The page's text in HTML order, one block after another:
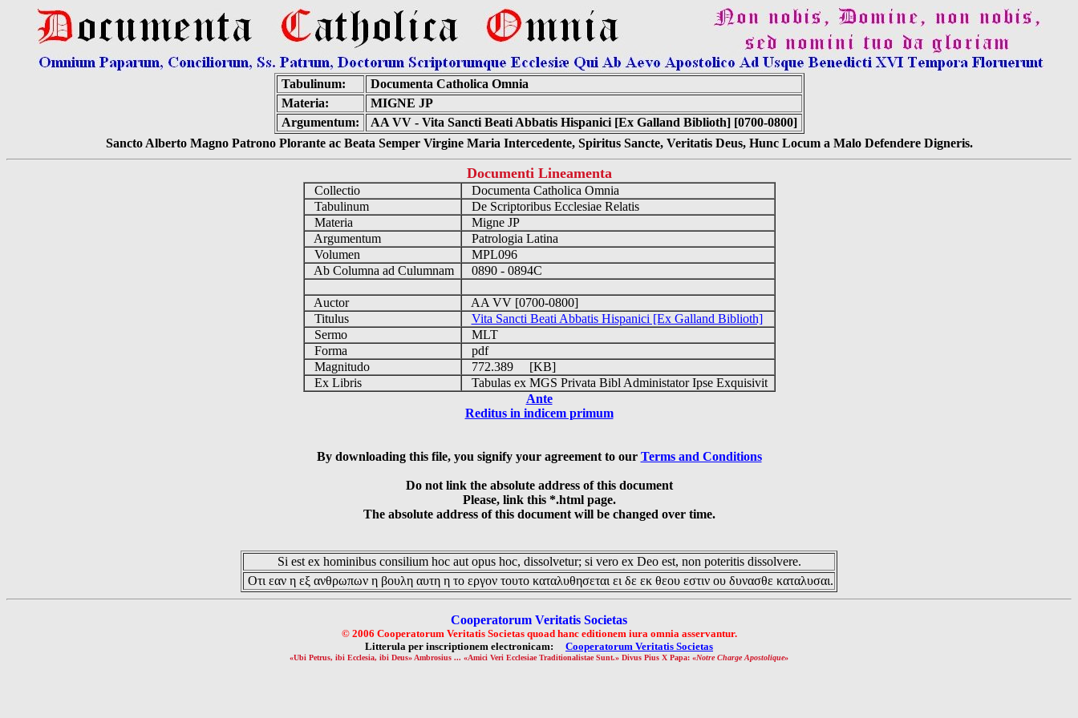
Tabulinum:
Documenta Catholica Omnia
Materia:
MIGNE JP
Argumentum:
AA VV - Vita Sancti Beati Abbatis Hispanici [Ex Galland Biblioth] [0700-0800]
Sancto Alberto Magno Patrono Plorante ac Beata Semper Virgine Maria Intercedente, Spiritus Sancte, Veritatis Deus, Hunc Locum a Malo Defendere Digneris.
Documenti Lineamenta
Collectio
Documenta Catholica Omnia
Tabulinum
De Scriptoribus Ecclesiae Relatis
Materia
Migne JP
Argumentum
Patrologia Latina
Volumen
MPL096
Ab Columna ad Culumnam
0890 - 0894C
Auctor
AA VV [0700-0800]
Titulus
Vita Sancti Beati Abbatis Hispanici [Ex Galland Biblioth]
Sermo
MLT
Forma
pdf
Magnitudo
772.389 [KB]
Ex Libris
Tabulas ex MGS Privata Bibl Administator Ipse Exquisivit
Ante
Reditus in indicem primum
By downloading this file, you signify your agreement to our Terms and Conditions
Do not link the absolute address of this document
Please, link this *.html page.
The absolute address of this document will be changed over time.
Si est ex hominibus consilium hoc aut opus hoc, dissolvetur; si vero ex Deo est, non poteritis dissolvere.
Οτι εαν η εξ ανθρωπων η βουλη αυτη η το εργον τουτο καταλυθησεται ει δε εκ θεου εστιν ου δυνασθε καταλυσαι.
Cooperatorum Veritatis Societas
© 2006 Cooperatorum Veritatis Societas quoad hanc editionem iura omnia asservantur.
Litterula per inscriptionem electronicam: Cooperatorum Veritatis Societas
«Ubi Petrus, ibi Ecclesia, ibi Deus» Ambrosius ... «Amici Veri Ecclesiae Traditionalistae Sunt.» Divus Pius X Papa: «Notre Charge Apostolique»